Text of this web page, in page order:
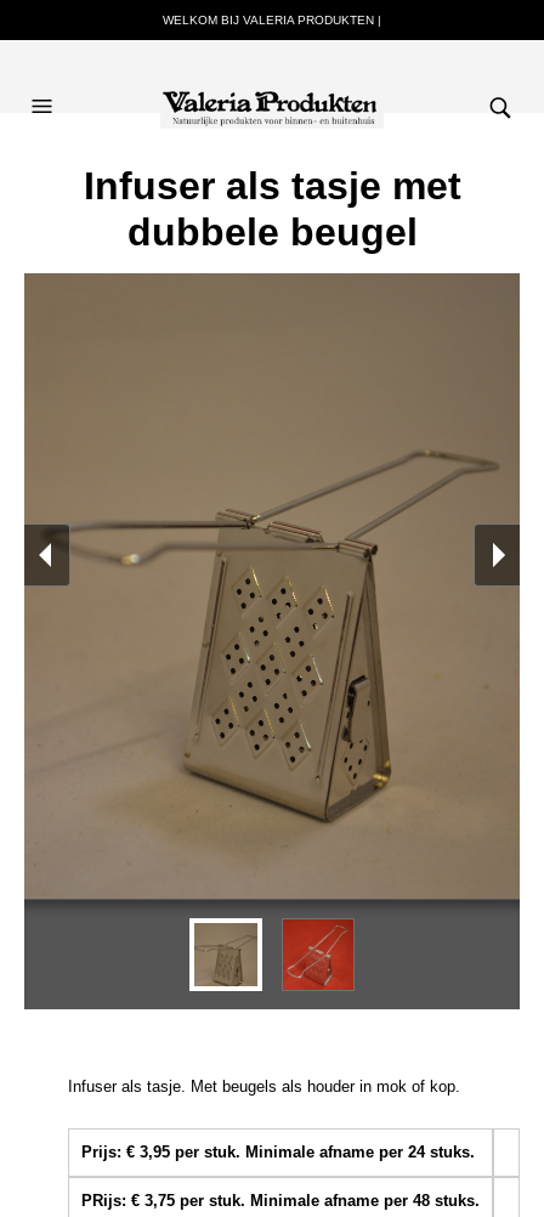
WELKOM BIJ VALERIA PRODUKTEN |
Infuser als tasje met
dubbele beugel
Infuser als tasje. Met beugels als houder in mok of kop.
Prijs: € 3,95 per stuk. Minimale afname per 24 stuks.
PRijs: € 3,75 per stuk. Minimale afname per 48 stuks.